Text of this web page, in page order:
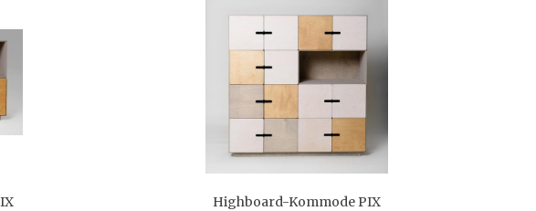
Highboard-Kommode PIX